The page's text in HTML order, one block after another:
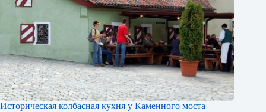
Историческая колбасная кухня у Каменного моста